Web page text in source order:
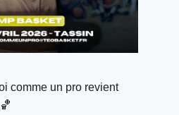
comme un pro revient